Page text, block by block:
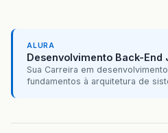
ALURA
Desenvolvimento Back-End
Sua Carreira em
fundamentos à arquitetura de